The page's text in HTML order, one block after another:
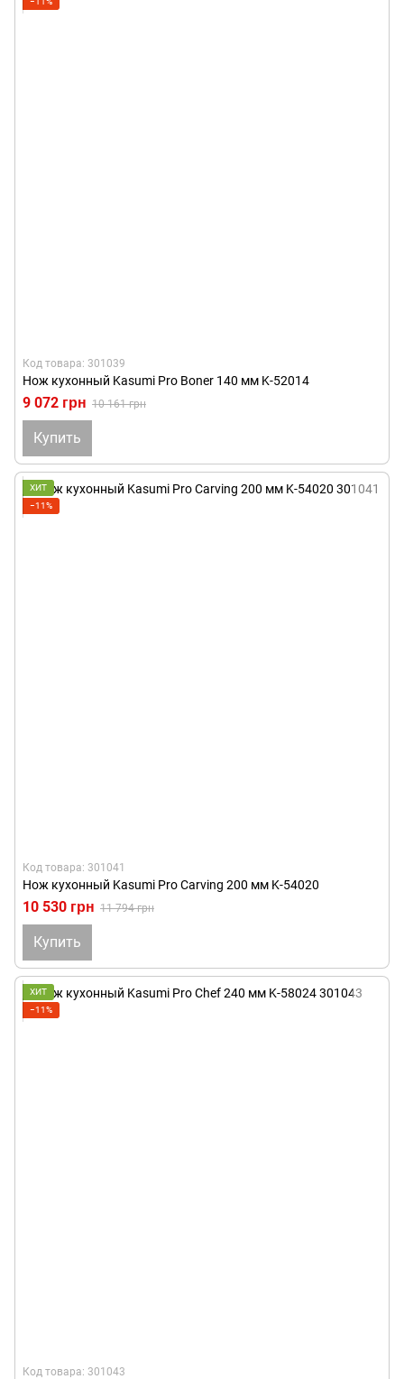
Код товара: 301039
Нож кухонный Kasumi Pro Boner 140 мм K-52014
9 072 грн 10 161 грн
Купить
ХИТ
−11%
Код товара: 301041
Нож кухонный Kasumi Pro Carving 200 мм K-54020
10 530 грн 11 794 грн
Купить
ХИТ
−11%
Код товара: 301043